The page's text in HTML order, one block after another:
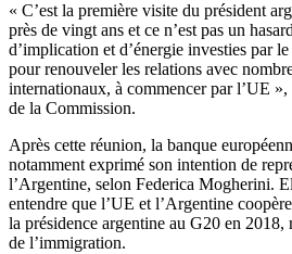
« C’est la première visite du président
près de vingt ans et ce n’est pas un
d’implication et d’énergie investies par
pour renouveler les relations avec
internationaux, à commencer par l’UE
de la Commission.
Après cette réunion, la banque
notamment exprimé son intention de
l’Argentine, selon Federica Mogherini.
entendre que l’UE et l’Argentine
la présidence argentine au G20 en 2018,
de l’immigration.